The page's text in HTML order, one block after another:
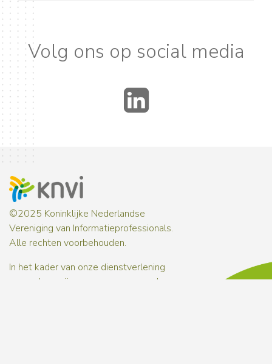
Volg ons op social media
©2025 Koninklijke Nederlandse
Vereniging van Informatieprofessionals.
Alle rechten voorbehouden.
In het kader van onze dienstverlening
verwerken wij persoonsgegevens. In onze